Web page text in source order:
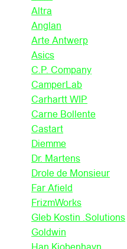
Altra
Anglan
Arte Antwerp
Asics
C.P. Company
CamperLab
Carhartt WIP
Carne Bollente
Castart
Diemme
Dr. Martens
Drole de Monsieur
Far Afield
FrizmWorks
Gleb Kostin .Solutions
Goldwin